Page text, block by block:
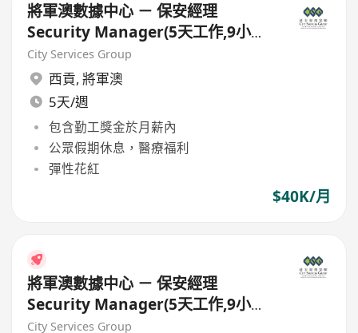
將軍澳數據中心 － 保安經理
Security Manager(5天工作,9小時
工作,朝九晚六)
City Services Group
西貢, 將軍澳
5天/週
包含勤工獎金於月薪內
公眾假期休息，醫療福利
彈性花紅
$40K/月
將軍澳數據中心 － 保安經理
Security Manager(5天工作,9小時
工作,朝九晚六)
City Services Group